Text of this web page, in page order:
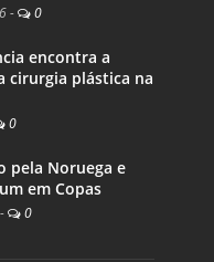
- 0
encontra a
cirurgia plástica na
0
pela Noruega e
em Copas
- 0